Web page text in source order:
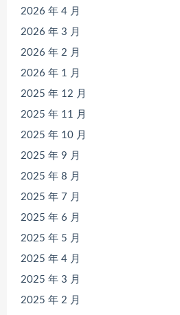
2026 年 4 月
2026 年 3 月
2026 年 2 月
2026 年 1 月
2025 年 12 月
2025 年 11 月
2025 年 10 月
2025 年 9 月
2025 年 8 月
2025 年 7 月
2025 年 6 月
2025 年 5 月
2025 年 4 月
2025 年 3 月
2025 年 2 月